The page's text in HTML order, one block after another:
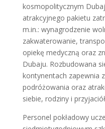
kosmopolitycznym
atrakcyjnego pakietu
m.in.: wynagrodzenie
zakwaterowanie,
opiekę medyczną oraz
Dubaju. Rozbudowana
kontynentach zapewnia
podróżowania oraz
siebie, rodziny i
Personel pokładowy